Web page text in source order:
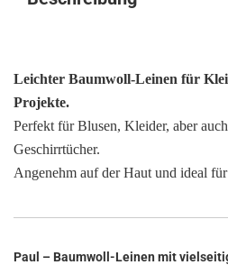
Leichter Baumwoll-Leinen für
Projekte.
Perfekt für Blusen, Kleider, aber
Geschirrtücher.
Angenehm auf der Haut und ideal
Paul – Baumwoll-Leinen mit